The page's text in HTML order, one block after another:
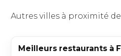
Autres villes à proximité
Meilleurs restaurants à